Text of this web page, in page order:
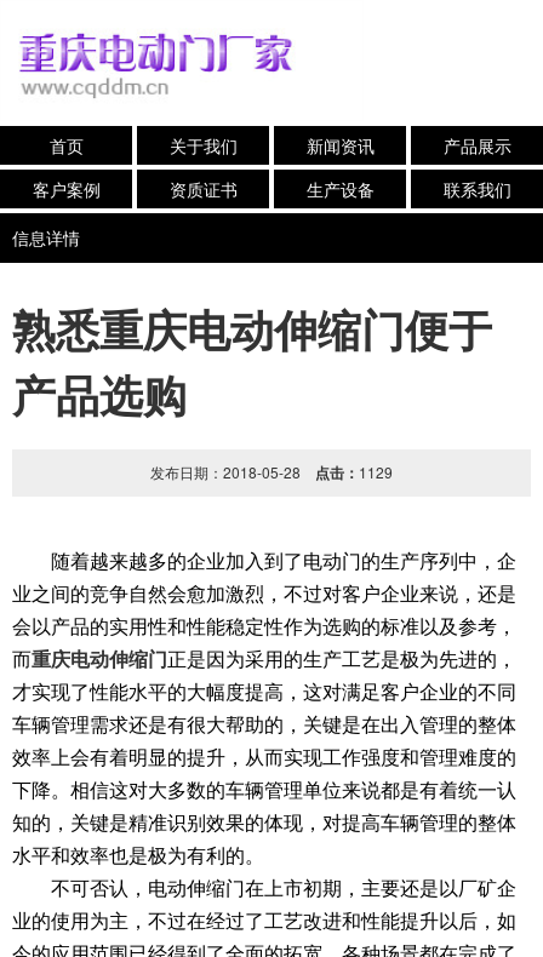
首页 关于我们 新闻资讯
产品展示
客户案例
资质证书 生产设备
联系我们
信息详情
熟悉重庆电动伸缩门便于
产品选购
发布日期：2018-05-28 点击： 1129
随着越来越多的企业加入到了电动门的生产序列中，企
业之间的竞争自然会愈加激烈，不过对客户企业来说，还是
会以产品的实用性和性能稳定性作为选购的标准以及参考，
而重庆电动伸缩门正是因为采用的生产工艺是极为先进的，
才实现了性能水平的大幅度提高，这对满足客户企业的不同
车辆管理需求还是有很大帮助的，关键是在出入管理的整体
效率上会有着明显的提升，从而实现工作强度和管理难度的
下降。相信这对大多数的车辆管理单位来说都是有着统一认
知的，关键是精准识别效果的体现，对提高车辆管理的整体
水平和效率也是极为有利的。
不可否认，电动伸缩门在上市初期，主要还是以厂矿企
业的使用为主，不过在经过了工艺改进和性能提升以后，如